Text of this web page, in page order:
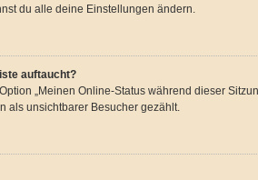
du alle deine Einstellungen ändern.
auftaucht?
„Meinen Online-Status während dieser
als unsichtbarer Besucher gezählt.